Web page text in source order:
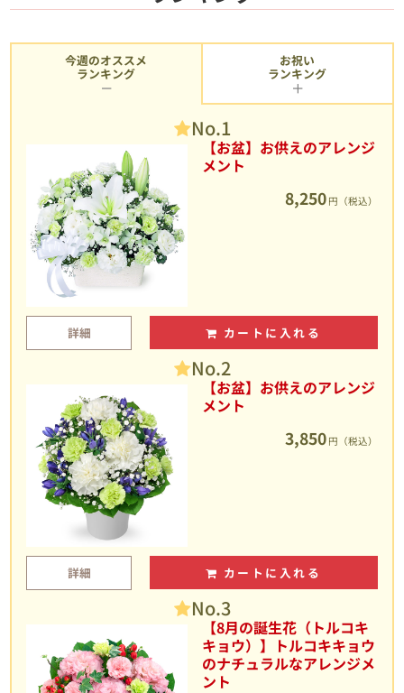
今週のオススメ
ランキング
No.1
【お盆】お供えのアレンジ
メント
8,250 円（税込）
詳細 カートに入れる
No.2
【お盆】お供えのアレンジ
メント
3,850 円（税込）
詳細 カートに入れる
No.3
【8月の誕生花（トルコキ
キョウ）】トルコキキョウ
のナチュラルなアレンジメ
ント
お祝い
ランキング